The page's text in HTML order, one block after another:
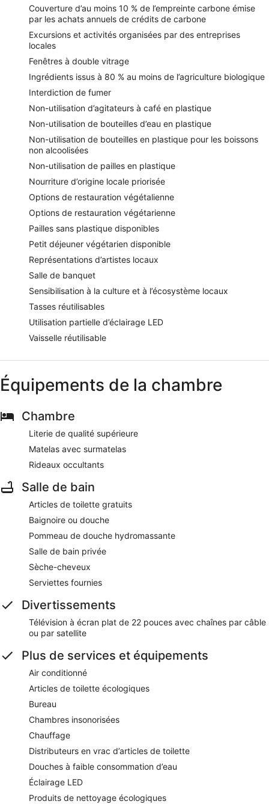
Couverture d’au moins 10 % de l’empreinte carbone émise
par les achats annuels de crédits de carbone
Excursions et activités organisées par des entreprises
locales
Fenêtres à double vitrage
Ingrédients issus à 80 % au moins de l’agriculture biologique
Interdiction de fumer
Non-utilisation d’agitateurs à café en plastique
Non-utilisation de bouteilles d’eau en plastique
Non-utilisation de bouteilles en plastique pour les boissons
non alcoolisées
Non-utilisation de pailles en plastique
Nourriture d’origine locale priorisée
Options de restauration végétalienne
Options de restauration végétarienne
Pailles sans plastique disponibles
Petit déjeuner végétarien disponible
Représentations d’artistes locaux
Salle de banquet
Sensibilisation à la culture et à l’écosystème locaux
Tasses réutilisables
Utilisation partielle d’éclairage LED
Vaisselle réutilisable
Équipements de la chambre
Chambre
Literie de qualité supérieure
Matelas avec surmatelas
Rideaux occultants
Salle de bain
Articles de toilette gratuits
Baignoire ou douche
Pommeau de douche hydromassante
Salle de bain privée
Sèche-cheveux
Serviettes fournies
Divertissements
Télévision à écran plat de 22 pouces avec chaînes par câble
ou par satellite
Plus de services et équipements
Air conditionné
Articles de toilette écologiques
Bureau
Chambres insonorisées
Chauffage
Distributeurs en vrac d’articles de toilette
Douches à faible consommation d’eau
Éclairage LED
Produits de nettoyage écologiques